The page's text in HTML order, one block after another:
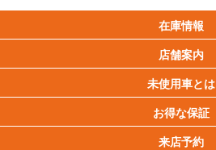
在庫情報
店舗案内
未使用車とは
お得な保証
来店予約